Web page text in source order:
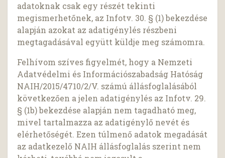
adatoknak csak egy részét tekinti
megismerhetőnek, az Infotv. 30. § (1) bekezdése
alapján azokat az adatigénylés részbeni
megtagadásával együtt küldje meg számomra.
Felhívom szíves figyelmét, hogy a Nemzeti
Adatvédelmi és Információszabadság Hatóság
NAIH/2015/4710/2/V. számú állásfoglalásából
következően a jelen adatigénylés az Infotv. 29.
§ (1b) bekezdése alapján nem tagadható meg,
mivel tartalmazza az adatigénylő nevét és
elérhetőségét. Ezen túlmenő adatok megadását
az adatkezelő NAIH állásfoglalás szerint nem